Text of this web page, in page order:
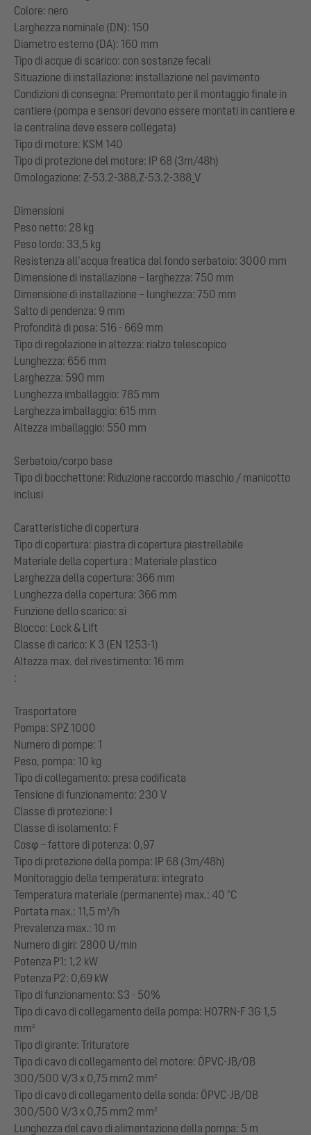
Colore: nero
Larghezza nominale (DN): 150
Diametro esterno (DA): 160 mm
Tipo di acque di scarico: con sostanze fecali
Situazione di installazione: installazione nel pavimento
Condizioni di consegna: Premontato per il montaggio finale in
cantiere (pompa e sensori devono essere montati in cantiere e
la centralina deve essere collegata)
Tipo di motore: KSM 140
Tipo di protezione del motore: IP 68 (3m/48h)
Omologazione: Z-53.2-388,Z-53.2-388_V
Dimensioni
Peso netto: 28 kg
Peso lordo: 33,5 kg
Resistenza all’acqua freatica dal fondo serbatoio: 3000 mm
Dimensione di installazione – larghezza: 750 mm
Dimensione di installazione – lunghezza: 750 mm
Salto di pendenza: 9 mm
Profondità di posa: 516 - 669 mm
Tipo di regolazione in altezza: rialzo telescopico
Lunghezza: 656 mm
Larghezza: 590 mm
Lunghezza imballaggio: 785 mm
Larghezza imballaggio: 615 mm
Altezza imballaggio: 550 mm
Serbatoio/corpo base
Tipo di bocchettone: Riduzione raccordo maschio / manicotto
inclusi
Caratteristiche di copertura
Tipo di copertura: piastra di copertura piastrellabile
Materiale della copertura : Materiale plastico
Larghezza della copertura: 366 mm
Lunghezza della copertura: 366 mm
Funzione dello scarico: sì
Blocco: Lock & Lift
Classe di carico: K 3 (EN 1253-1)
Altezza max. del rivestimento: 16 mm
:
Trasportatore
Pompa: SPZ 1000
Numero di pompe: 1
Peso, pompa: 10 kg
Tipo di collegamento: presa codificata
Tensione di funzionamento: 230 V
Classe di protezione: I
Classe di isolamento: F
Cosφ – fattore di potenza: 0,97
Tipo di protezione della pompa: IP 68 (3m/48h)
Monitoraggio della temperatura: integrato
Temperatura materiale (permanente) max.: 40 °C
Portata max.: 11,5 m³/h
Prevalenza max.: 10 m
Numero di giri: 2800 U/min
Potenza P1: 1,2 kW
Potenza P2: 0,69 kW
Tipo di funzionamento: S3 - 50%
Tipo di cavo di collegamento della pompa: H07RN-F 3G 1,5
mm²
Tipo di girante: Trituratore
Tipo di cavo di collegamento del motore: ÖPVC-JB/OB
300/500 V/3 x 0,75 mm2 mm²
Tipo di cavo di collegamento della sonda: ÖPVC-JB/OB
300/500 V/3 x 0,75 mm2 mm²
Lunghezza del cavo di alimentazione della pompa: 5 m